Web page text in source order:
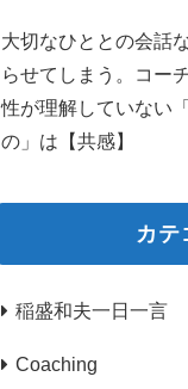
大切なひととの会話
らせてしまう。コー
性が理解していない
の」は【共感】
カテ
稲盛和夫一日一言
Coaching